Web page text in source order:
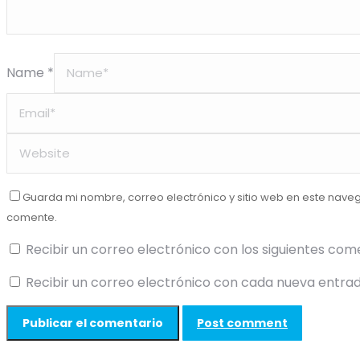
Name *
Guarda mi nombre, correo electrónico y sitio web en este
comente.
Recibir un correo electrónico con los siguientes
Recibir un correo electrónico con cada nueva
Post comment